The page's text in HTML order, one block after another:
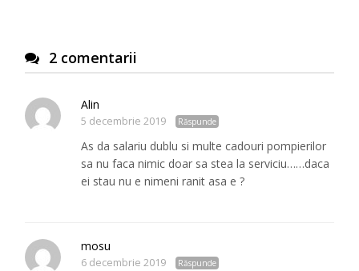
2 comentarii
Alin
5 decembrie 2019 Răspunde
As da salariu dublu si multe cadouri pompierilor
sa nu faca nimic doar sa stea la serviciu……daca
ei stau nu e nimeni ranit asa e ?
mosu
6 decembrie 2019 Răspunde